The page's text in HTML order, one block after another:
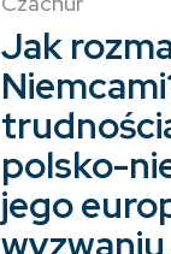
Jak
polsko-
jego